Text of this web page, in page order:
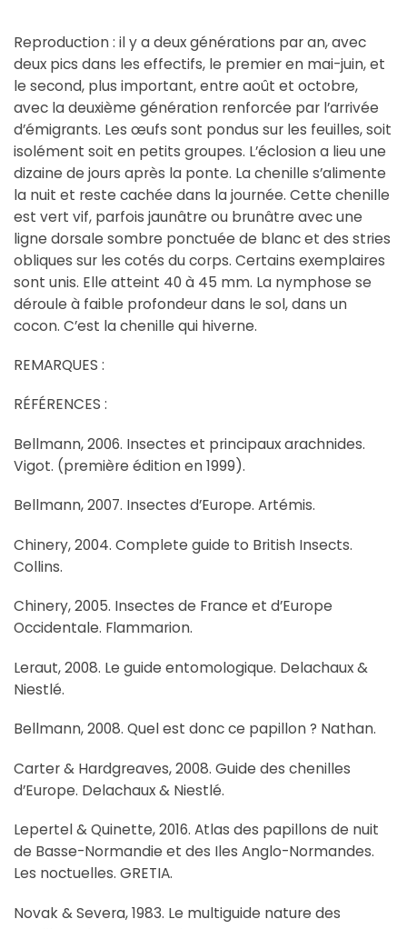
Reproduction : il y a deux générations par an, avec
deux pics dans les effectifs, le premier en mai-juin, et
le second, plus important, entre août et octobre,
avec la deuxième génération renforcée par l’arrivée
d’émigrants. Les œufs sont pondus sur les feuilles, soit
isolément soit en petits groupes. L’éclosion a lieu une
dizaine de jours après la ponte. La chenille s’alimente
la nuit et reste cachée dans la journée. Cette chenille
est vert vif, parfois jaunâtre ou brunâtre avec une
ligne dorsale sombre ponctuée de blanc et des stries
obliques sur les cotés du corps. Certains exemplaires
sont unis. Elle atteint 40 à 45 mm. La nymphose se
déroule à faible profondeur dans le sol, dans un
cocon. C’est la chenille qui hiverne.
REMARQUES :
RÉFÉRENCES :
Bellmann, 2006. Insectes et principaux arachnides.
Vigot. (première édition en 1999).
Bellmann, 2007. Insectes d’Europe. Artémis.
Chinery, 2004. Complete guide to British Insects.
Collins.
Chinery, 2005. Insectes de France et d’Europe
Occidentale. Flammarion.
Leraut, 2008. Le guide entomologique. Delachaux &
Niestlé.
Bellmann, 2008. Quel est donc ce papillon ? Nathan.
Carter & Hardgreaves, 2008. Guide des chenilles
d’Europe. Delachaux & Niestlé.
Lepertel & Quinette, 2016. Atlas des papillons de nuit
de Basse-Normandie et des Iles Anglo-Normandes.
Les noctuelles. GRETIA.
Novak & Severa, 1983. Le multiguide nature des